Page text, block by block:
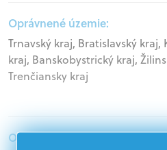
Oprávnené územie:
Trnavský kraj, Bratislavský
kraj, Banskobystrický kraj,
Trenčiansky kraj
Oprávnení žiadatelia: